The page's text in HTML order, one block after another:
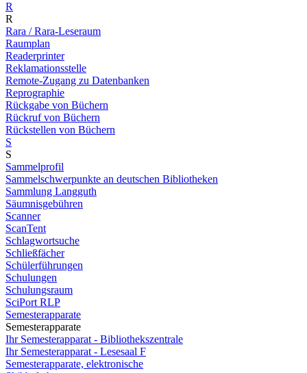
R
R
Rara / Rara-Leseraum
Raumplan
Readerprinter
Reklamationsstelle
Remote-Zugang zu Datenbanken
Reprographie
Rückgabe von Büchern
Rückruf von Büchern
Rückstellen von Büchern
S
S
Sammelprofil
Sammelschwerpunkte an deutschen Bibliotheken
Sammlung Langguth
Säumnisgebühren
Scanner
ScanTent
Schlagwortsuche
Schließfächer
Schülerführungen
Schulungen
Schulungsraum
SciPort RLP
Semesterapparate
Semesterapparate
Ihr Semesterapparat - Bibliothekszentrale
Ihr Semesterapparat - Lesesaal F
Semesterapparate, elektronische